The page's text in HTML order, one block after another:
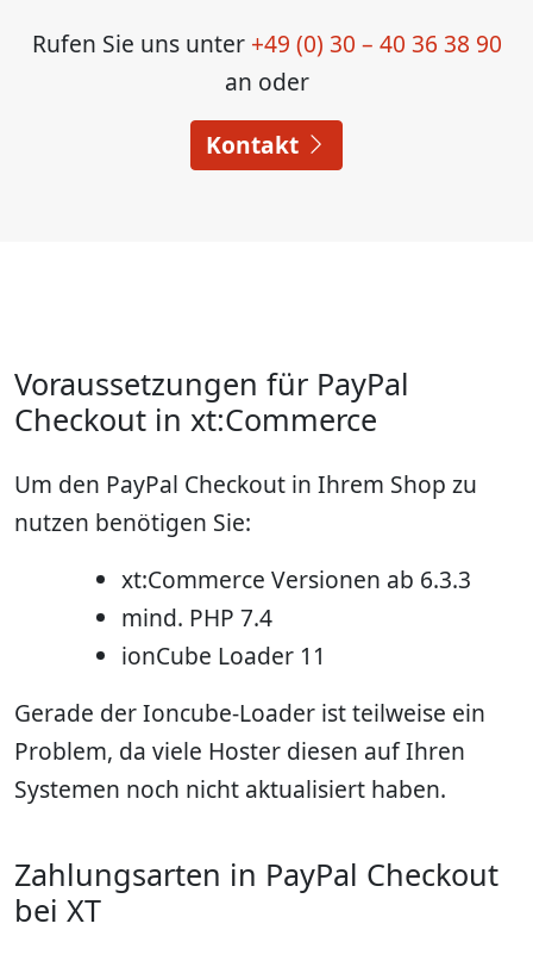
Rufen Sie uns unter +49 (0) 30 – 40 36 38 90
an oder
Kontakt
Voraussetzungen für PayPal
Checkout in xt:Commerce
Um den PayPal Checkout in Ihrem Shop zu
nutzen benötigen Sie:
xt:Commerce Versionen ab 6.3.3
mind. PHP 7.4
ionCube Loader 11
Gerade der Ioncube-Loader ist teilweise ein
Problem, da viele Hoster diesen auf Ihren
Systemen noch nicht aktualisiert haben.
Zahlungsarten in PayPal Checkout
bei XT